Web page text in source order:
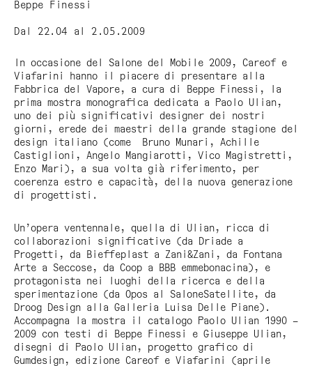
Beppe Finessi
Dal 22.04 al 2.05.2009
In occasione del Salone del Mobile 2009, Careof e
Viafarini hanno il piacere di presentare alla
Fabbrica del Vapore, a cura di Beppe Finessi, la
prima mostra monografica dedicata a Paolo Ulian,
uno dei più significativi designer dei nostri
giorni, erede dei maestri della grande stagione del
design italiano (come Bruno Munari, Achille
Castiglioni, Angelo Mangiarotti, Vico Magistretti,
Enzo Mari), a sua volta già riferimento, per
coerenza estro e capacità, della nuova generazione
di progettisti.
Un’opera ventennale, quella di Ulian, ricca di
collaborazioni significative (da Driade a
Progetti, da Bieffeplast a Zani&Zani, da Fontana
Arte a Seccose, da Coop a BBB emmebonacina), e
protagonista nei luoghi della ricerca e della
sperimentazione (da Opos al SaloneSatellite, da
Droog Design alla Galleria Luisa Delle Piane).
Accompagna la mostra il catalogo Paolo Ulian 1990 –
2009 con testi di Beppe Finessi e Giuseppe Ulian,
disegni di Paolo Ulian, progetto grafico di
Gumdesign, edizione Careof e Viafarini (aprile